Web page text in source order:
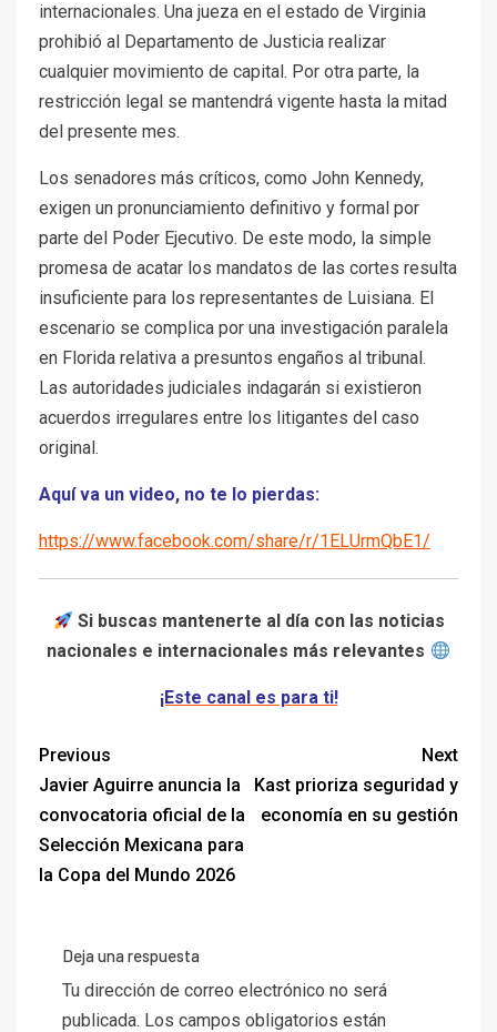
internacionales. Una jueza en el estado de Virginia
prohibió al Departamento de Justicia realizar
cualquier movimiento de capital. Por otra parte, la
restricción legal se mantendrá vigente hasta la mitad
del presente mes.
Los senadores más críticos, como John Kennedy,
exigen un pronunciamiento definitivo y formal por
parte del Poder Ejecutivo. De este modo, la simple
promesa de acatar los mandatos de las cortes resulta
insuficiente para los representantes de Luisiana. El
escenario se complica por una investigación paralela
en Florida relativa a presuntos engaños al tribunal.
Las autoridades judiciales indagarán si existieron
acuerdos irregulares entre los litigantes del caso
original.
Aquí va un video, no te lo pierdas:
https://www.facebook.com/share/r/1ELUrmQbE1/
Si buscas mantenerte al día con las noticias
nacionales e internacionales más relevantes
¡Este canal es para ti!
Previous
Javier Aguirre anuncia la
convocatoria oficial de la
Selección Mexicana para
la Copa del Mundo 2026
Next
Kast prioriza seguridad y
economía en su gestión
Deja una respuesta
Tu dirección de correo electrónico no será
publicada. Los campos obligatorios están